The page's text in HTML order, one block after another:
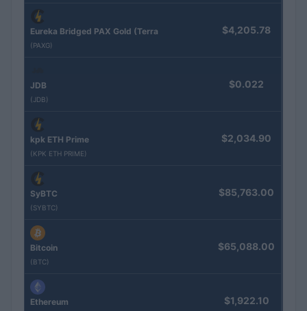
Eureka Bridged PAX Gold (Terra
(PAXG)
$4,205.78
JDB
(JDB)
$0.022
kpk ETH Prime
(KPK ETH PRIME)
$2,034.90
SyBTC
(SYBTC)
$85,763.00
Bitcoin
(BTC)
$65,088.00
Ethereum $1,922.10